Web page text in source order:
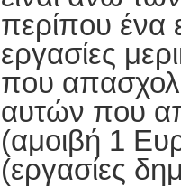
περίπου ένα
εργασίες
που
αυτών που
(αμοιβή 1
(εργασίες